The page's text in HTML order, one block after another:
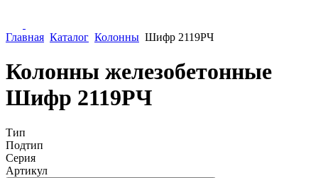
Главная Каталог Колонны Шифр 2119РЧ
Колонны железобетонные
Шифр 2119РЧ
Тип
Подтип
Серия
Артикул